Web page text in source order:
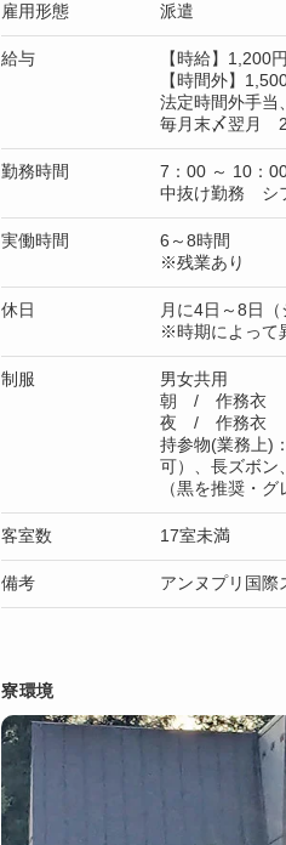
雇用形態 派遣
給与
【時給】1,200
【時間外】
法定時間外手当
毎月末〆翌月
勤務時間
7：00 ～ 10：
中抜け勤務 シ
実働時間
6～8時間
※残業あり
休日
月に4日～8日（
※時期によって
制服
男女共用
朝 / 作務衣
夜 / 作務衣
持参物(業務上)
可）、長ズボ
（黒を推奨・グ
客室数 17室未満
備考 アンヌプリ国際
寮環境